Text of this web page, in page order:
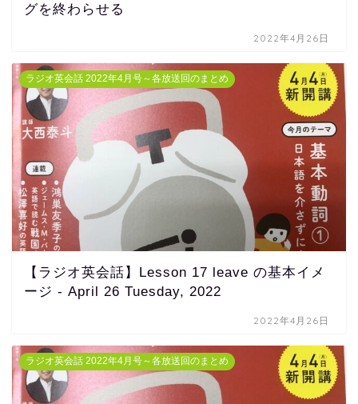
グを終わらせる
2022年4月26日
ラジオ英会話 2022年4月号～各放送回のまとめ
【ラジオ英会話】Lesson 17 leave の基本イメ
ージ - April 26 Tuesday, 2022
2022年4月26日
ラジオ英会話 2022年4月号～各放送回のまとめ